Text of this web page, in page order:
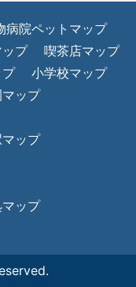
病院ペットマップ
プ
喫茶店マップ
小学校マップ
ップ
ップ
ップ